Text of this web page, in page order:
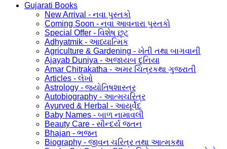
Gujarati Books
New Arrival - નવા પુસ્તકો
Coming Soon - નવા આવનારા પુસ્તકો
Special Offer - વિશેષ છૂટ
Adhyatmik - આધ્યાત્મિક
Agriculture & Gardening - ખેતી તથા બાગવાની
Ajayab Duniya - અજાયબ દુનિયા
Amar Chitrakatha - અમર ચિત્રકથા ગુજરાતી
Articles - લેખો
Astrology - જ્યોતિષશાસ્ત્ર
Autobiography - આત્મચરિત્ર
Ayurved & Herbal - આયૂર્વેદ
Baby Names - બાળ નામાવલી
Beauty Care - સૌન્દર્ય જતન
Bhajan - ભજન
Biography - જીવન ચરિત્ર તથા આત્મકથા